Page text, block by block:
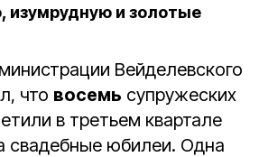
изумрудную и золотые
Вейделевского
что восемь супружеских
в третьем квартале
свадебные юбилеи. Одна